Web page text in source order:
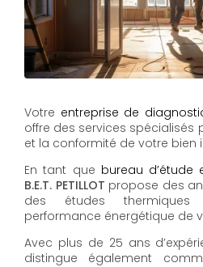
Votre entreprise de
offre des services spécialisés
et la conformité de votre bien
En tant que bureau
B.E.T. PETILLOT propose des
des études
performance énergétique de
Avec plus de 25 ans
distingue également